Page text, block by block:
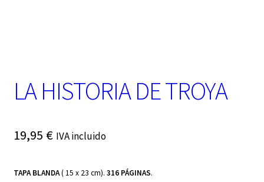
LA HISTORIA DE TROYA
19,95 € IVA incluido
TAPA BLANDA( 15 x 23 cm). 316 PÁGINAS.